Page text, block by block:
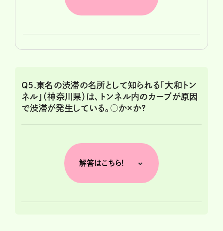
Q5.東名の渋滞の名所として知られる「大和トン
ネル」（神奈川県）は、トンネル内のカーブが原因
で渋滞が発生している。○か×か?
解答はこちら!